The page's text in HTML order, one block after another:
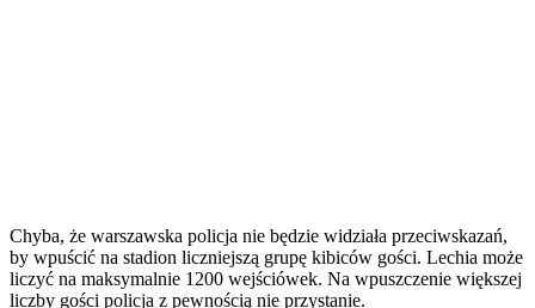
Chyba, że warszawska policja nie będzie widziała przeciwskazań,
by wpuścić na stadion liczniejszą grupę kibiców gości. Lechia może
liczyć na maksymalnie 1200 wejściówek. Na wpuszczenie większej
liczby gości policja z pewnością nie przystanie.